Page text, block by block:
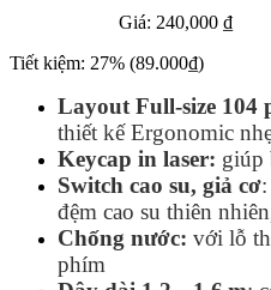
Giá: 240,000 ₫
Tiết kiệm: 27% (89.000₫)
Layout Full‑size 104
thiết kế Ergonomic
Keycap in laser: giúp
Switch cao su, giả cơ
đệm cao su thiên
Chống nước: với lỗ
phím